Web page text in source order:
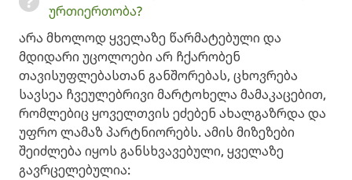
ურთიერთობა?
არა მხოლოდ ყველაზე წარმატებული და
მდიდარი უცოლოები არ ჩქარობენ
თავისუფლებასთან განშორებას, ცხოვრება
სავსეა ჩვეულებრივი მარტოხელა მამაკაცებით,
რომლებიც ყოველთვის ეძებენ ახალგაზრდა და
უფრო ლამაზ პარტნიორებს. ამის მიზეზები
შეიძლება იყოს განსხვავებული, ყველაზე
გავრცელებულია: